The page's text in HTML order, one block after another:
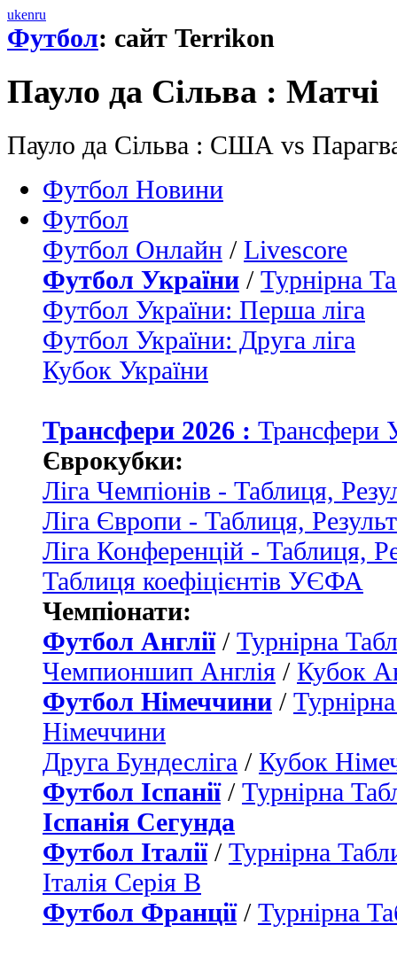
ukenru
Футбол: сайт Terrikon
Пауло да Сільва : Матчi
Пауло да Сільва : США vs
Футбол Новини
Футбол
Футбол Онлайн / Livescore
Футбол України / Турнірна
Футбол України: Перша ліга
Футбол України: Друга ліга
Кубок України
Трансфери 2026 : Трансфери
Єврокубки:
Ліга Чемпіонів - Таблиця,
Ліга Європи - Таблиця,
Ліга Конференцій - Таблиця,
Таблиця коефіцієнтів УЄФА
Чемпіонати:
Футбол Англії/ Турнірна
Чемпионшип Англія / Кубок
Футбол Німеччини /
Німеччини
Друга Бундесліга / Кубок
Футбол Іспанії/ Турнірна
Іспанія Сегунда
Футбол Італії/ Турнірна
Італія Серія B
Футбол Франції/ Турнірна